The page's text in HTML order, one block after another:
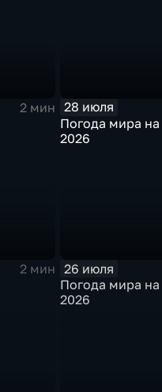
2 мин
28 июля
Погода мира
2026
2 мин
26 июля
Погода мира на
2026